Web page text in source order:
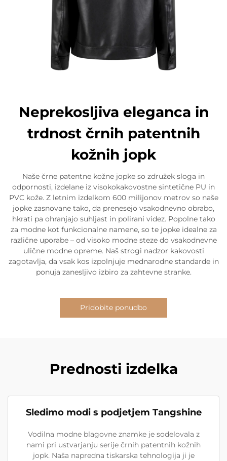
Neprekosljiva eleganca in
trdnost črnih patentnih
kožnih jopk
Naše črne patentne kožne jopke so združek sloga in
odpornosti, izdelane iz visokokakovostne sintetične PU in
PVC kože. Z letnim izdelkom 600 milijonov metrov so naše
jopke zasnovane tako, da prenesejo vsakodnevno obrabo,
hkrati pa ohranjajo suhljast in polirani videz. Popolne tako
za modne kot funkcionalne namene, so te jopke idealne za
različne uporabe – od visoko modne steze do vsakodnevne
ulične modne opreme. Naš strogi nadzor kakovosti
zagotavlja, da vsak kos izpolnjuje mednarodne standarde in
ponuja zanesljivo izbiro za zahtevne stranke.
Pridobite ponudbo
Prednosti izdelka
Sledimo modi s podjetjem Tangshine
Vodilna modne blagovne znamke je sodelovala z
nami pri ustvarjanju serije črnih patentnih kožnih
jopk. Naša napredna tiskarska tehnologija ji je